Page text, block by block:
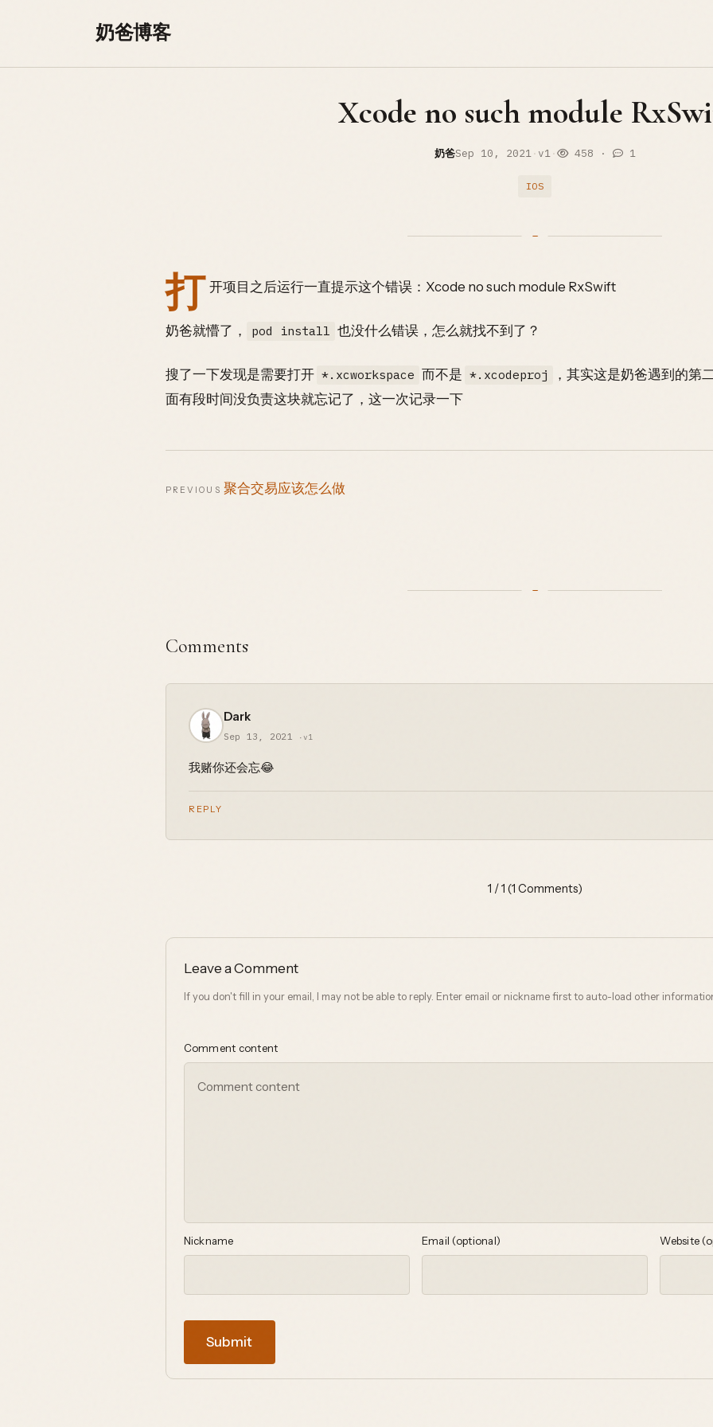
奶爸博客
Xcode no such module
奶爸Sep 10, 2021· v1· 458 · 1
IOS
打 开项目之后运行一直提示这个错误：Xcode no such module RxSwift
奶爸就懵了， pod install 也没什么错误，怎么就找不到了？
搜了一下发现是需要打开 *.xcworkspace 而不是 *.xcodeproj
，其实这是奶爸遇到的第
面有段时间没负责这块就忘记了，这一次记录一下
PREVIOUS 聚合交易应该怎么做
Comments
Dark
Sep 13, 2021 ·v1
我赌你还会忘😂
REPLY
1 / 1 (1 Comments)
Leave a Comment
If you don't fill in your email, I may not be able to reply. Enter email or nickname first to auto-load other
Comment content
Nickname Email (optional) Website
Submit